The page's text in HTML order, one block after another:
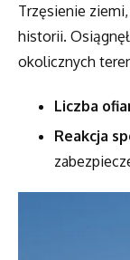
Trzęsienie
historii.
okolicznych
Liczba
Reakcja